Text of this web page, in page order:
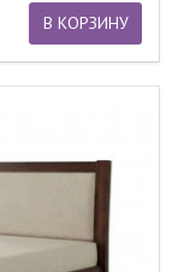
В КОРЗИНУ